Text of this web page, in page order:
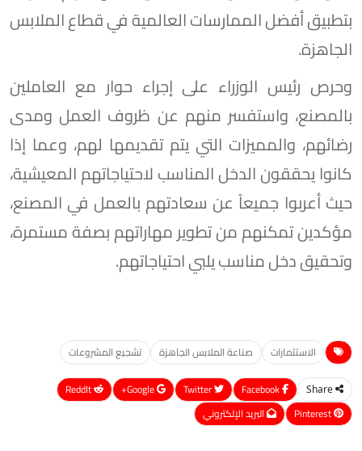
بتطبيق أفضل الممارسات العالمية في قطاع الملابس
الجاهزة.
وحرص رئيس الوزراء على إجراء حوار مع العاملين
بالمصنع، واستفسر منهم عن ظروف العمل ومدى
رضائهم، والمميزات التي يتم تقديمها لهم، وعما إذا
كانوا يحققون الدخل المناسب لاحتياجاتهم المعيشية،
حيث أعربوا جميعاً عن سعادتهم بالعمل في المصنع،
مؤكدين تمكنهم من تطوير مهاراتهم بصفة مستمرة،
وتحقيق دخل مناسب يلبي احتياجاتهم.
الاستثمارات صناعة الملابس الجاهزة تشجيع المشروعات
Share
Google+
ReddIt
Pinterest
البريد الإلكتروني